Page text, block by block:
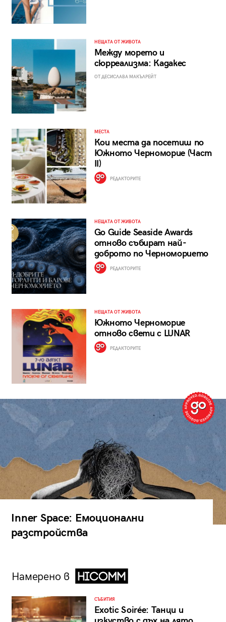
НЕЩАТА ОТ ЖИВОТА
Между морето и
сюрреализма: Кадакес
ОТ ДЕСИСЛАВА МАКЪЛРЕЙТ
МЕСТА
Кои места да посетиш по
Южното Черноморие (Част
II)
РЕДАКТОРИТЕ
НЕЩАТА ОТ ЖИВОТА
Go Guide Seaside Awards
отново събират най-
доброто по Черноморието
РЕДАКТОРИТЕ
НЕЩАТА ОТ ЖИВОТА
Южното Черноморие
отново свети с LUNAR
РЕДАКТОРИТЕ
Inner Space: Емоционални
разстройства
Намерено в
СЪБИТИЯ
Exotic Soirée: Танци и